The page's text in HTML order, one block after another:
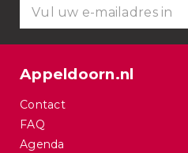
Appeldoorn.nl
Contact
FAQ
Agenda